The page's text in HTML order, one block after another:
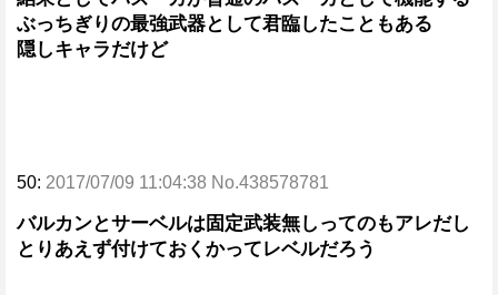
ぶっちぎりの最強武器として君臨したこともある
隠しキャラだけど
50: 2017/07/09 11:04:38 No.438578781
バルカンとサーベルは固定武装無しってのもアレだし
とりあえず付けておくかってレベルだろう